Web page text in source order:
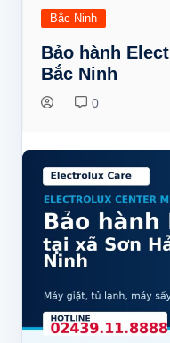
Bắc Ninh
Bảo hành
Bắc Ninh
0